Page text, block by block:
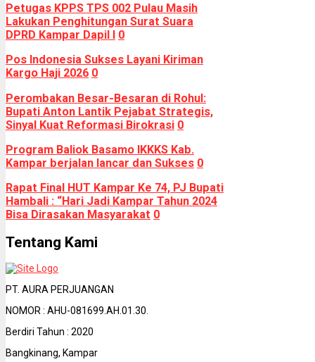
Petugas KPPS TPS 002 Pulau Masih
Lakukan Penghitungan Surat Suara
DPRD Kampar Dapil I 0
Pos Indonesia Sukses Layani Kiriman
Kargo Haji 2026 0
Perombakan Besar-Besaran di Rohul:
Bupati Anton Lantik Pejabat Strategis,
Sinyal Kuat Reformasi Birokrasi 0
Program Baliok Basamo IKKKS Kab.
Kampar berjalan lancar dan Sukses 0
Rapat Final HUT Kampar Ke 74, PJ Bupati
Hambali : “Hari Jadi Kampar Tahun 2024
Bisa Dirasakan Masyarakat 0
Tentang Kami
PT. AURA PERJUANGAN
NOMOR : AHU-081699.AH.01.30.
Berdiri Tahun : 2020
Bangkinang, Kampar